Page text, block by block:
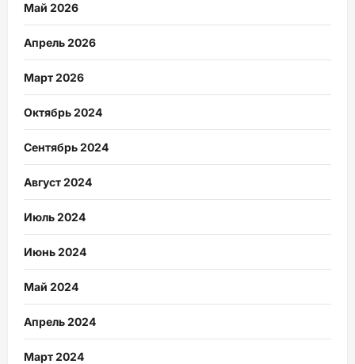
Май 2026
Апрель 2026
Март 2026
Октябрь 2024
Сентябрь 2024
Август 2024
Июль 2024
Июнь 2024
Май 2024
Апрель 2024
Март 2024